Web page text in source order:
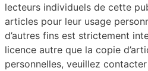
lecteurs individuels de cette
articles pour leur usage
d’autres fins est strictement
licence autre que la copie
personnelles, veuillez